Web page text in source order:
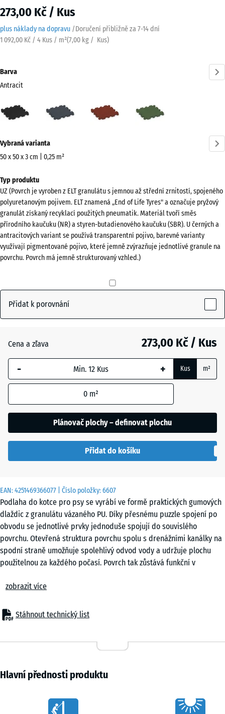
273,00 Kč / Kus
plus náklady na dopravu /Doručení přibližně za 7-14 dní
1 092,00 Kč / 4 Kus / m²(7,00 kg / Kus)
EAN:4251469366077 | Číslo položky:6607
Podlaha do kotce pro psy se vyrábí ve formě praktických gumových
dlaždic z granulátu vázaného PU. Díky přesnému puzzle spojení po
obvodu se jednotlivé prvky jednoduše spojují do souvislého
povrchu. Otevřená struktura povrchu spolu s drenážními kanálky na
spodní straně umožňuje spolehlivý odvod vody a udržuje plochu
použitelnou za každého počasí. Povrch tak zůstává funkční v
Stabilní spojení dlaždic
nutnosti lepení nebo šroubování. Po položení vzniká kompaktní
plocha, která drží tvar i při každodenním pohybu psů. Dlaždice lze
omezuje možnost nadzvednutí jednotlivých dílů a přispívá k celkové
Snadná pokládka
Povrch kotce lze pokládat na beton, asfalt nebo zámkovou dlažbu.
štěrkovým ložem. V praxi se často využívají plastové stabilizační
zobrazit více
Stáhnout technický list
Barva
Antracit
(active)
Břidlicová
červená
informací
o
Zobrazit
paletu
barev
Antracit(active)
Cihlově
Travní
zelená
Vybraná varianta
50 x 50 x 3 cm | 0,25 m²
pro
dopravu
540
x
540
x
30
Vybraný
rozměr s
se používá
v údajích o
uvedeno
50
cm
|
0,25
m²
50
50
cm
+ 83,00 Kč
Typ produktu
UZ (Povrch je vyroben z ELT granulátu s jemnou až střední zrnitostí, spojeného
polyuretanovým pojivem. ELT znamená „End of Life Tyres" a označuje pryžový
granulát získaný recyklací použitých pneumatik. Materiál tvoří směs
přírodního kaučuku (NR) a styren-butadienového kaučuku (SBR). U černých a
antracitových variant se používá transparentní pojivo, barevné varianty
využívají pigmentované pojivo, které jemně zvýrazňuje jednotlivé granule na
povrchu. Povrch má jemně strukturovaný vzhled.)
Přidat k porovnání
Cena a zľava 273,00 Kč / Kus
- + Kus m²
0 m²
Plánovač plochy – definovat plochu
Přidat do košíku
Hlavní přednosti produktu
Characteristics